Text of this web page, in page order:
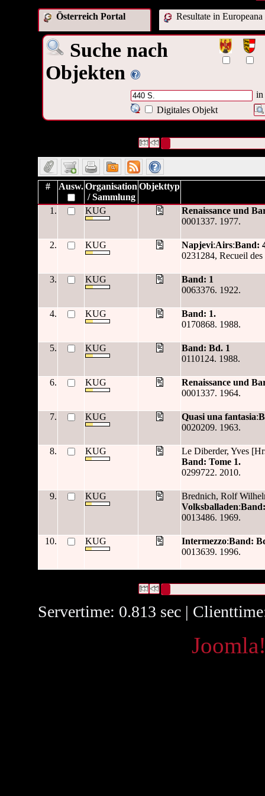
Österreich Portal Resultate in Europeana
Suche nach
Objekten
in
Digitales Objekt
# Ausw.Organisation
/ Sammlung
Objekttyp
1. KUG
Renaissance und
0001337. 1977.
2. KUG Napjevi:Airs:Band:
0231284, Recueil
3. KUG
Band: 1
0063376. 1922.
4. KUG
Band: 1.
0170868. 1988.
5. KUG
Band: Bd. 1
0110124. 1988.
6. KUG
Renaissance und
0001337. 1964.
7. KUG Quasi una fantasia:
0020209. 1963.
8. KUG
Le Diberder, Yves
Band: Tome 1.
0299722. 2010.
9. KUG
Brednich, Rolf
Volksballaden:
0013486. 1969.
10. KUG Intermezzo:Band:
0013639. 1996.
Servertime: 0.813 sec |